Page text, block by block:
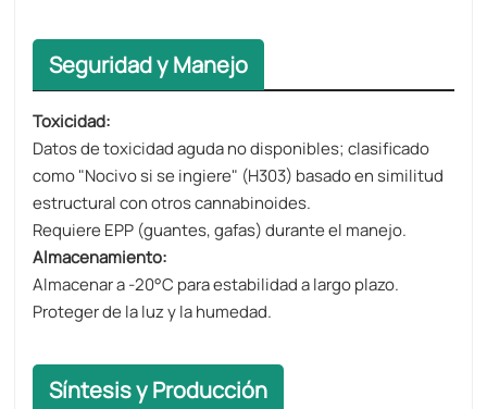
Seguridad y Manejo
Toxicidad​​:
Datos de toxicidad aguda no disponibles; clasificado
como "Nocivo si se ingiere" (H303) basado en similitud
estructural con otros cannabinoides.
Requiere EPP (guantes, gafas) durante el manejo.
Almacenamiento​​:
Almacenar a -20°C para estabilidad a largo plazo.
Proteger de la luz y la humedad.
Síntesis y Producción